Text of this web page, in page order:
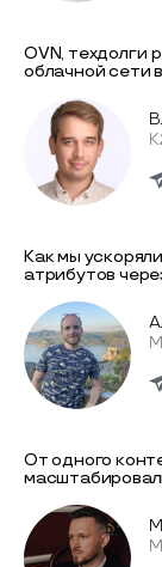
OVN, техдолг
облачной сети
Как мы
атрибутов
От одного